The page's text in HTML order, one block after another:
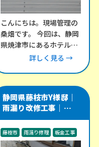
こんにちは。現場管理の
桑畑です。 今回は、静岡
県焼津市にあるホテル棟
にて、折半屋根の改修工
詳しく見る →
静岡県藤枝市Y様邸｜
雨漏り改修工事｜瓦屋
根と谷樋・外壁取り合
い部を板金で補修
藤枝市 雨漏り修理 板金工事